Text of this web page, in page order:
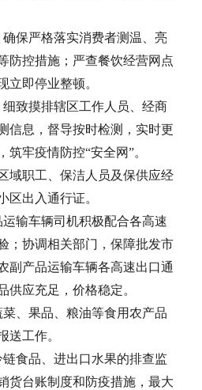
保严格落实消费者测温、亮
防控措施；严查餐饮经营网点
立即停业整顿。
致摸排辖区工作人员、经商
信息，督导按时检测，实时更
牢疫情防控“安全网”。
域职工、保洁人员及保供应经
区出入通行证。
输车辆司机积极配合各高速
；协调相关部门，保障批发市
副产品运输车辆各高速出口通
供应充足，价格稳定。
、果品、粮油等食用农产品
送工作。
食品、进出口水果的排查监
货台账制度和防疫措施，最大